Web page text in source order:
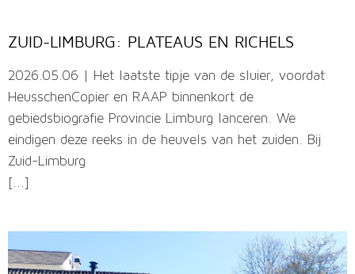
ZUID-LIMBURG: PLATEAUS EN RICHELS
2026.05.06 | Het laatste tipje van de sluier, voordat
HeusschenCopier en RAAP binnenkort de
gebiedsbiografie Provincie Limburg lanceren. We
eindigen deze reeks in de heuvels van het zuiden. Bij
Zuid-Limburg
[...]